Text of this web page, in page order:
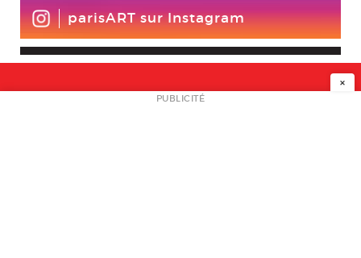
parisART sur Instagram
NEWSLETTER
×
PUBLICITÉ